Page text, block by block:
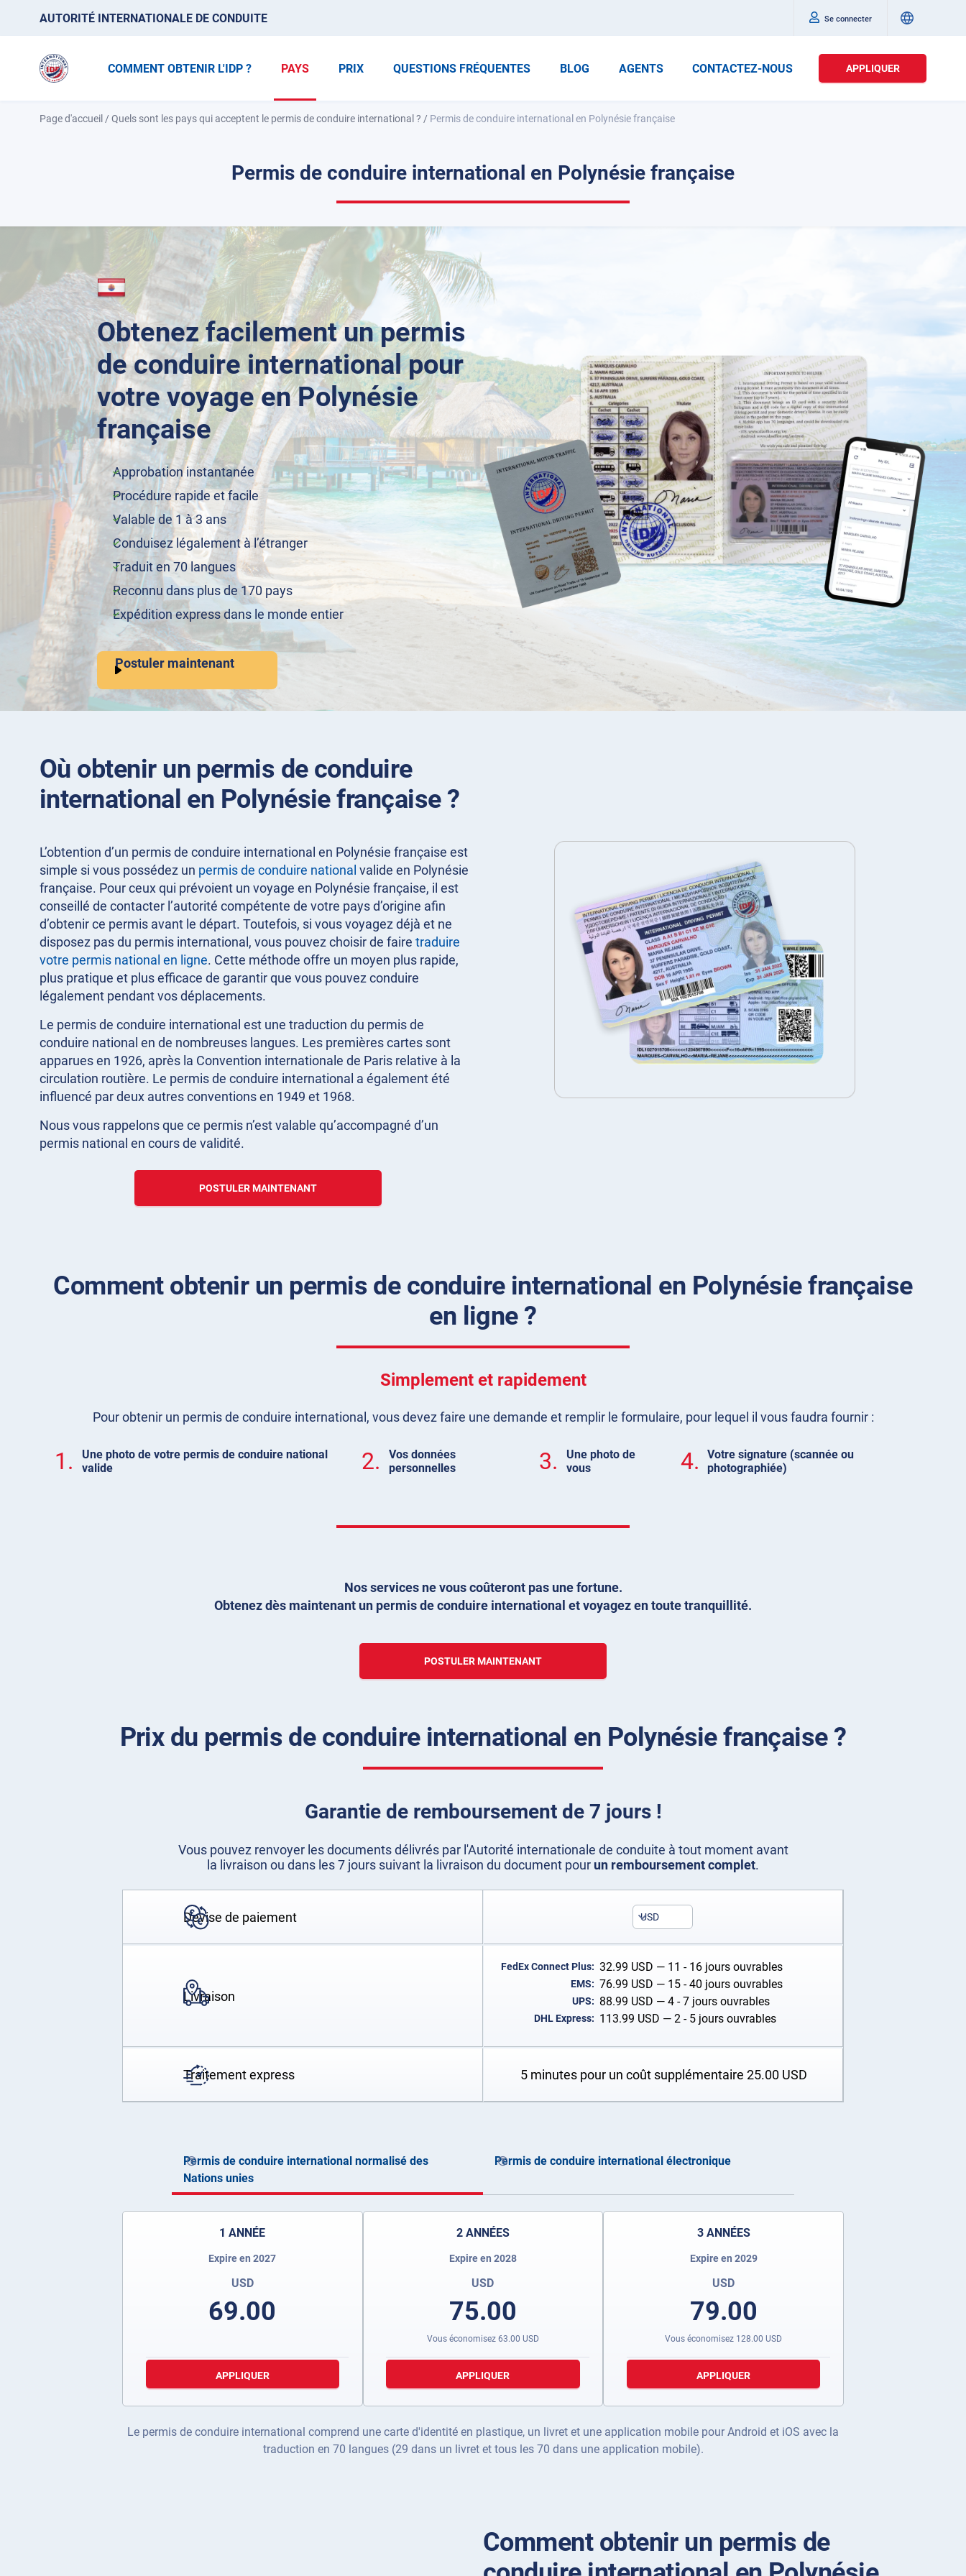
AUTORITÉ INTERNATIONALE DE CONDUITE Se connecter
COMMENT OBTENIR L'IDP ? PAYS PRIX QUESTIONS FRÉQUENTES BLOG AGENTS CONTACTEZ-NOUS APPLIQUER
Page d'accueil /Quels sont les pays qui acceptent le permis de conduire international ? / Permis de conduire international en Polynésie française
Permis de conduire international en Polynésie française
Obtenez facilement un permis
de conduire international pour
votre voyage en Polynésie
française
Approbation instantanée
Procédure rapide et facile
Valable de 1 à 3 ans
Conduisez légalement à l’étranger
Traduit en 70 langues
Reconnu dans plus de 170 pays
Expédition express dans le monde entier
Postuler maintenant
Où obtenir un permis de conduire
international en Polynésie française ?
L’obtention d’un permis de conduire international en Polynésie française est
simple si vous possédez un permis de conduire national valide en Polynésie
française. Pour ceux qui prévoient un voyage en Polynésie française, il est
conseillé de contacter l’autorité compétente de votre pays d’origine afin
d’obtenir ce permis avant le départ. Toutefois, si vous voyagez déjà et ne
disposez pas du permis international, vous pouvez choisir de faire traduire
votre permis national en ligne. Cette méthode offre un moyen plus rapide,
plus pratique et plus efficace de garantir que vous pouvez conduire
légalement pendant vos déplacements.
Le permis de conduire international est une traduction du permis de
conduire national en de nombreuses langues. Les premières cartes sont
apparues en 1926, après la Convention internationale de Paris relative à la
circulation routière. Le permis de conduire international a également été
influencé par deux autres conventions en 1949 et 1968.
Nous vous rappelons que ce permis n’est valable qu’accompagné d’un
permis national en cours de validité.
POSTULER MAINTENANT
Comment obtenir un permis de conduire international en Polynésie française
en ligne ?
Simplement et rapidement
Pour obtenir un permis de conduire international, vous devez faire une demande et remplir le formulaire, pour lequel il vous faudra fournir :
1.
Une photo de votre permis de conduire national
valide
2.
Vos données
personnelles
3.
Une photo de
vous
4.
Votre signature (scannée ou
photographiée)
Nos services ne vous coûteront pas une fortune.
Obtenez dès maintenant un permis de conduire international et voyagez en toute tranquillité.
POSTULER MAINTENANT
Prix du permis de conduire international en Polynésie française ?
Garantie de remboursement de 7 jours !
Vous pouvez renvoyer les documents délivrés par l'Autorité internationale de conduite à tout moment avant
la livraison ou dans les 7 jours suivant la livraison du document pour un remboursement complet.
Devise de paiement USD
Livraison
FedEx Connect Plus: 32.99 USD — 11 - 16 jours ouvrables
EMS: 76.99 USD — 15 - 40 jours ouvrables
UPS: 88.99 USD — 4 - 7 jours ouvrables
DHL Express: 113.99 USD — 2 - 5 jours ouvrables
Traitement express 5 minutes pour un coût supplémentaire 25.00 USD
Permis de conduire international normalisé des
Nations unies
Permis de conduire international électronique
1 ANNÉE
Expire en 2027
USD
69.00
APPLIQUER
2 ANNÉES
Expire en 2028
USD
75.00
Vous économisez 63.00 USD
APPLIQUER
3 ANNÉES
Expire en 2029
USD
79.00
Vous économisez 128.00 USD
APPLIQUER
Le permis de conduire international comprend une carte d'identité en plastique, un livret et une application mobile pour Android et iOS avec la
traduction en 70 langues (29 dans un livret et tous les 70 dans une application mobile).
Comment obtenir un permis de